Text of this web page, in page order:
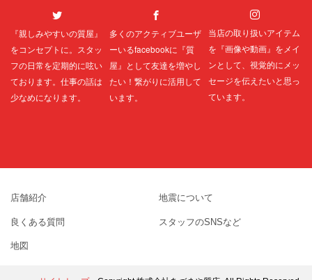
『親しみやすいの質屋』
をコンセプトに。スタッ
フの日常を定期的に呟い
ております。仕事の話は
少なめになります。
多くのアクティブユーザ
ーいるfacebookに『質
屋』として友達を増やし
たい！繋がりに活用して
います。
当店の取り扱いアイテム
を『画像や動画』をメイ
ンとして、視覚的にメッ
セージを伝えたいと思っ
ています。
店舗紹介 地震について
良くある質問 スタッフのSNSなど
地図